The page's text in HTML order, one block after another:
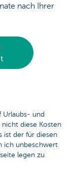
nach Ihrer
Urlaubs- und
nicht diese Kosten
ist der für diesen
ich unbeschwert
legen zu